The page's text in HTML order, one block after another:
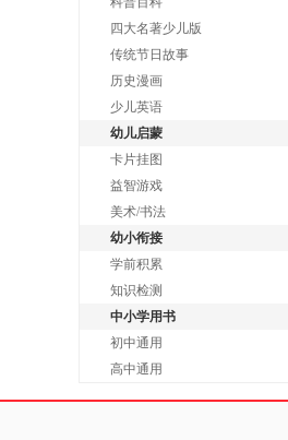
四大名著少儿版
传统节日故事
历史漫画
少儿英语
幼儿启蒙
卡片挂图
益智游戏
美术/书法
幼小衔接
学前积累
知识检测
中小学用书
初中通用
高中通用